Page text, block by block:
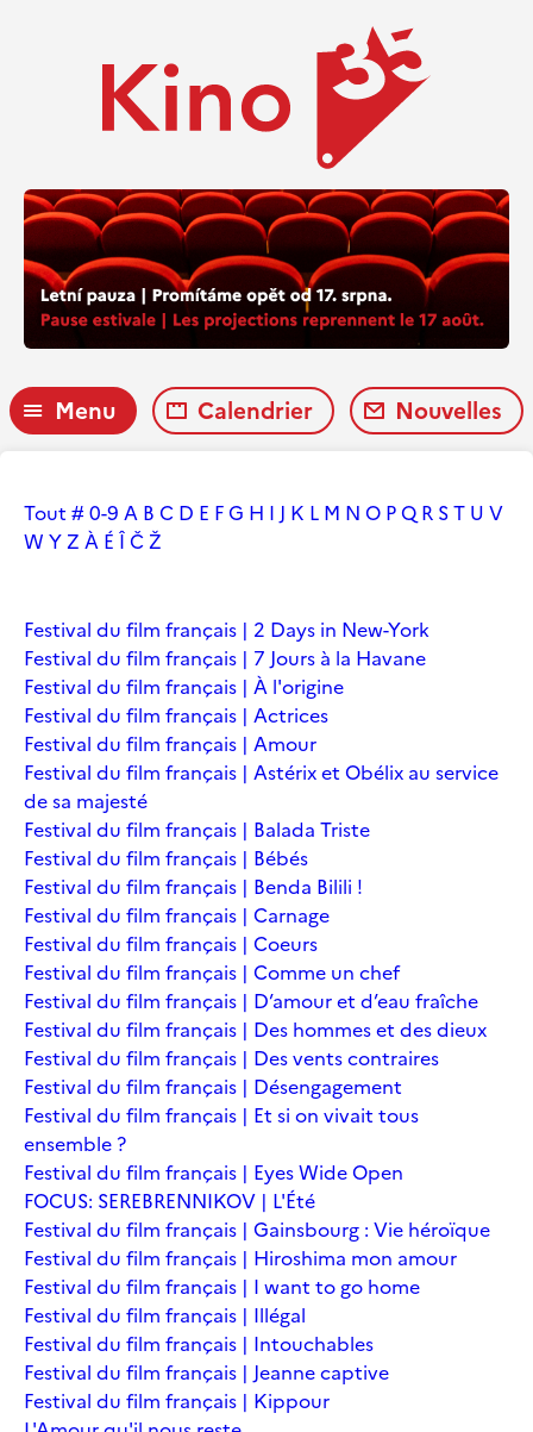
Menu Calendrier Nouvelles
Tout # 0-9 A B C D E FG H I J K L M N O PQ R ST U V
W YZ À É ÎČŽ
Festival du film français | 2 Days in New-York
Festival du film français | 7 Jours à la Havane
Festival du film français | À l'origine
Festival du film français | Actrices
Festival du film français | Amour
Festival du film français | Astérix et Obélix au service
de sa majesté
Festival du film français | Balada Triste
Festival du film français | Bébés
Festival du film français | Benda Bilili !
Festival du film français | Carnage
Festival du film français | Coeurs
Festival du film français | Comme un chef
Festival du film français | D’amour et d’eau fraîche
Festival du film français | Des hommes et des dieux
Festival du film français | Des vents contraires
Festival du film français | Désengagement
Festival du film français | Et si on vivait tous
ensemble ?
Festival du film français | Eyes Wide Open
FOCUS: SEREBRENNIKOV | L'Été
Festival du film français | Gainsbourg : Vie héroïque
Festival du film français | Hiroshima mon amour
Festival du film français | I want to go home
Festival du film français | Illégal
Festival du film français | Intouchables
Festival du film français | Jeanne captive
Festival du film français | Kippour